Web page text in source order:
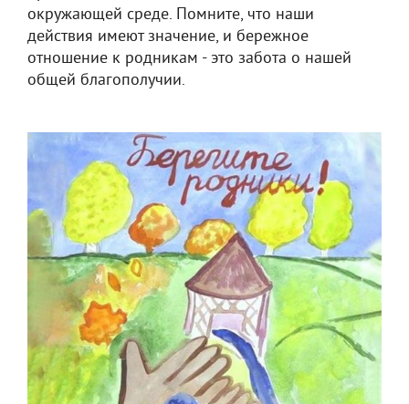
окружающей среде. Помните, что наши
действия имеют значение, и бережное
отношение к родникам - это забота о нашей
общей благополучии.